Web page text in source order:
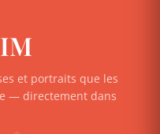
et portraits que les
— directement dans